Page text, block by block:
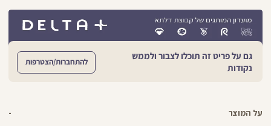
גם על פריט זה תוכלו לצבור ולממש
נקודות
להתחברות/הצטרפות
על המוצר